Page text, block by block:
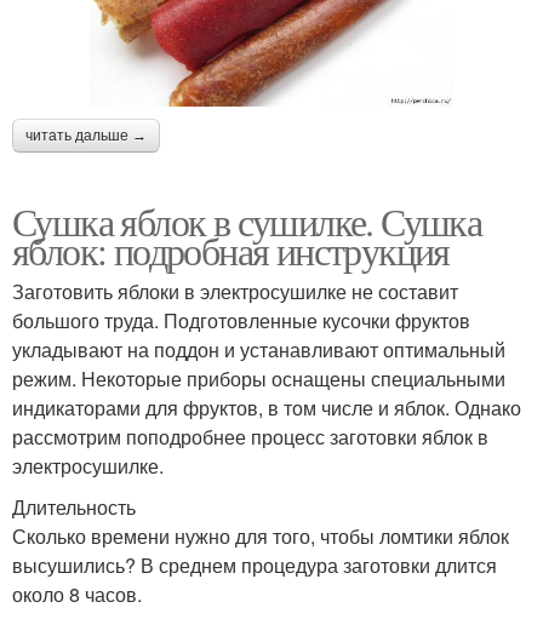
читать дальше →
Сушка яблок в сушилке. Сушка
яблок: подробная инструкция
Заготовить яблоки в электросушилке не составит
большого труда. Подготовленные кусочки фруктов
укладывают на поддон и устанавливают оптимальный
режим. Некоторые приборы оснащены специальными
индикаторами для фруктов, в том числе и яблок. Однако
рассмотрим поподробнее процесс заготовки яблок в
электросушилке.
Длительность
Сколько времени нужно для того, чтобы ломтики яблок
высушились? В среднем процедура заготовки длится
около 8 часов.